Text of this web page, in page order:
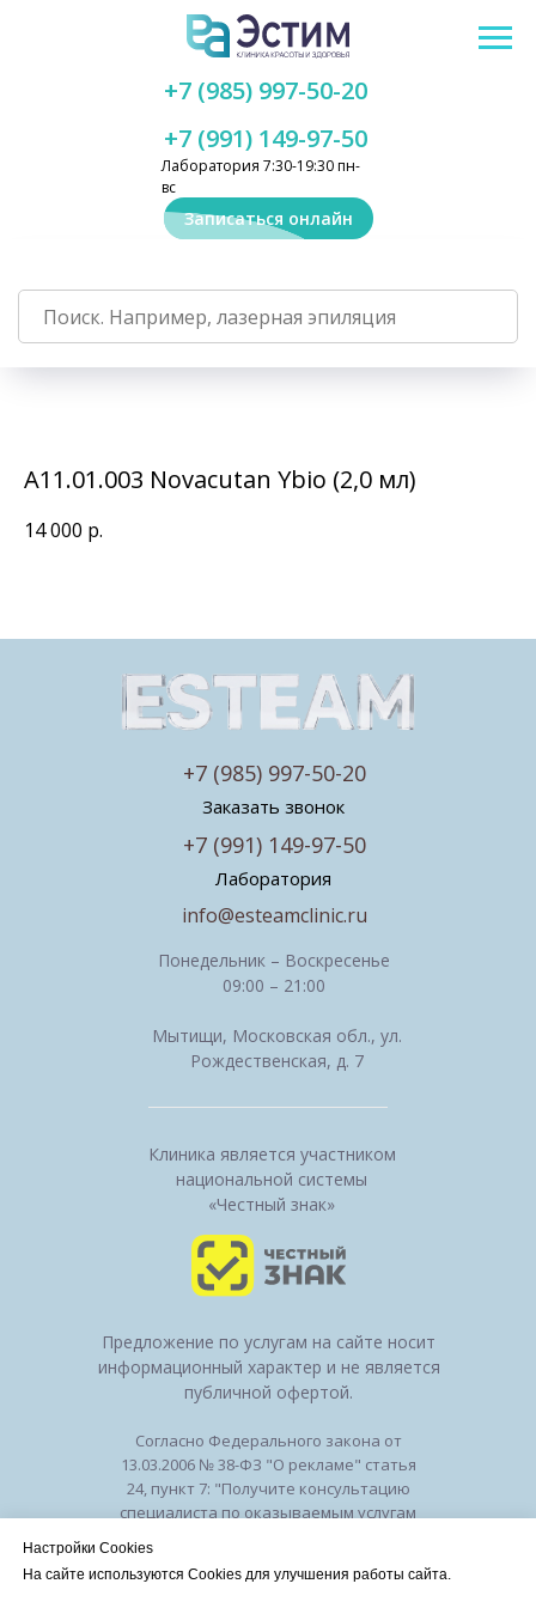
Лаборатория 7:30-19:30 пн-
вс
+7 (991) 149-97-50
+7 (985) 997-50-20
Записаться онлайн
А11.01.003 Novacutan Ybio (2,0 мл)
14 000 р.
Клиника является участником
национальной системы
«Честный знак»
Понедельник – Воскресенье
09:00 – 21:00
Мытищи, Московская обл., ул.
Рождественская, д. 7
Заказать звонок
Лаборатория
info@esteamclinic.ru
+7 (991) 149-97-50
+7 (985) 997-50-20
Предложение по услугам на сайте носит
информационный характер и не является
публичной офертой.
Согласно Федерального закона от
13.03.2006 № 38-ФЗ "О рекламе" статья
24, пункт 7: "Получите консультацию
специалиста по оказываемым услугам
медицинской деятельности № ЛО-50-01-
Настройки Cookies
На сайте используются Cookies для улучшения работы сайта.